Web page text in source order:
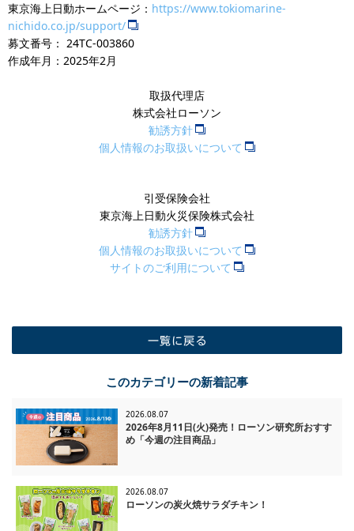
東京海上日動ホームページ： https://www.tokiomarine-
nichido.co.jp/support/
募文番号： 24TC-003860
作成年月：2025年2月
取扱代理店
株式会社ローソン
勧誘方針
個人情報のお取扱いについて
引受保険会社
東京海上日動火災保険株式会社
勧誘方針
個人情報のお取扱いについて
サイトのご利用について
このカテゴリーの新着記事
2026.08.07
2026年8月11日(火)発売！ローソン研究所おすす
め「今週の注目商品」
2026.08.07
ローソンの炭火焼サラダチキン！